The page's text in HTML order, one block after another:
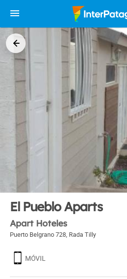
El Pueblo Aparts
Apart Hoteles
Puerto Belgrano 728, Rada Tilly
MÓVIL